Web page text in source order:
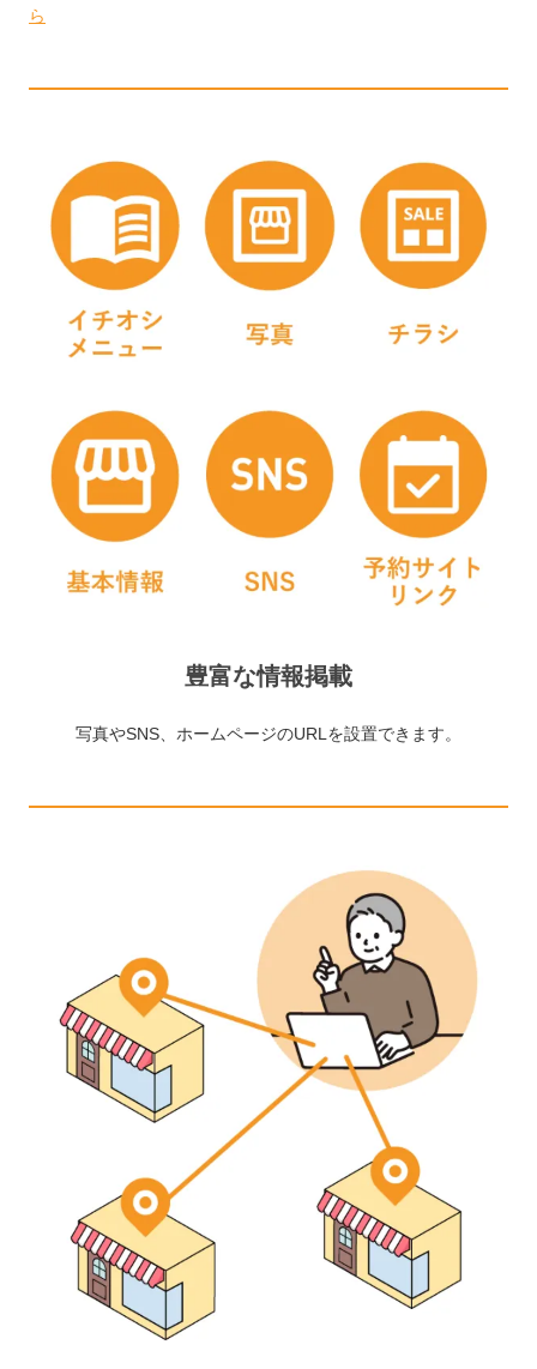
ら
豊富な情報掲載
写真やSNS、ホームページのURLを設置できます。